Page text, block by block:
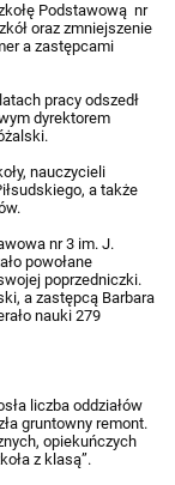
Podstawową nr
oraz zmniejszenie
a zastępcami
pracy odszedł
dyrektorem
nauczycieli
a także
nr 3 im. J.
powołane
poprzedniczki.
a zastępcą Barbara
nauki 279
liczba oddziałów
gruntowny remont.
opiekuńczych
z klasą”.